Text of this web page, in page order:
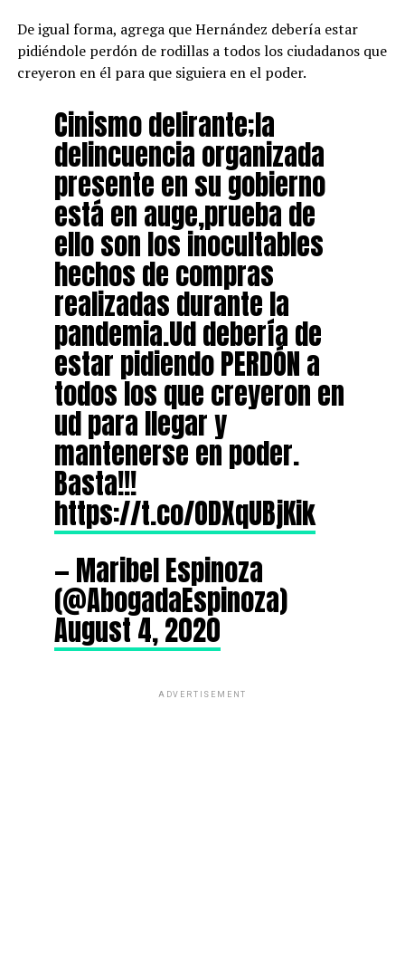
De igual forma, agrega que Hernández debería estar
pidiéndole perdón de rodillas a todos los ciudadanos que
creyeron en él para que siguiera en el poder.
Cinismo delirante;la
delincuencia organizada
presente en su gobierno
está en auge,prueba de
ello son los inocultables
hechos de compras
realizadas durante la
pandemia.Ud debería de
estar pidiendo PERDÓN a
todos los que creyeron en
ud para llegar y
mantenerse en poder.
Basta!!!
https://t.co/ODXqUBjKik
— Maribel Espinoza
(@AbogadaEspinoza)
August 4, 2020
ADVERTISEMENT